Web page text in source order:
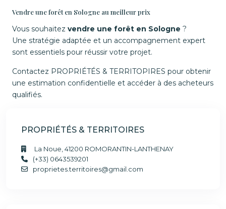
Vendre une forêt en Sologne au meilleur prix
Vous souhaitez vendre une forêt en Sologne ?
Une stratégie adaptée et un accompagnement expert
sont essentiels pour réussir votre projet.
Contactez PROPRIÉTÉS & TERRITOPIRES pour obtenir
une estimation confidentielle et accéder à des acheteurs
qualifiés.
PROPRIÉTÉS & TERRITOIRES
La Noue, 41200 ROMORANTIN-LANTHENAY
(+33) 0643539201
proprietes.territoires@gmail.com